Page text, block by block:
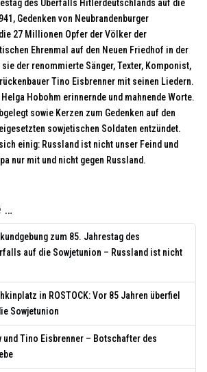
des Überfalls Hitlerdeutschlands auf die
Gedenken von Neubrandenburger
27 Millionen Opfer der Völker der
Ehrenmal auf den Neuen Friedhof in der
der renommierte Sänger, Texter, Komponist,
Tino Eisbrenner mit seinen Liedern.
Hobohm erinnernde und mahnende Worte.
sowie Kerzen zum Gedenken auf den
sowjetischen Soldaten entzündet.
einig: Russland ist nicht unser Feind und
nur mit und nicht gegen Russland.
…
zum 85. Jahrestag des
auf die Sowjetunion – Russland ist nicht
in ROSTOCK: Vor 85 Jahren überfiel
Sowjetunion
Tino Eisbrenner – Botschafter des